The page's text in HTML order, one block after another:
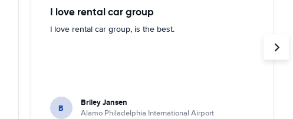
I love rental car group
I love rental car group, is the best.
B Briley Jansen
Alamo Philadelphia International Airport